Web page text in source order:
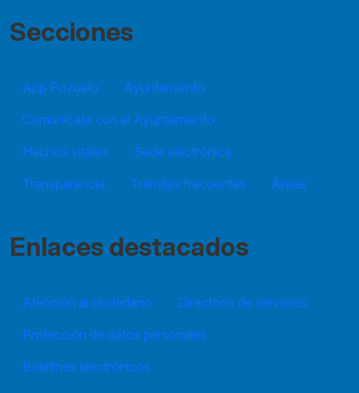
Secciones
App Pozuelo
Ayuntamiento
Comunícate con el Ayuntamiento
Hechos vitales
Sede electrónica
Transparencia
Trámites frecuentes Áreas
Enlaces destacados
Atención al ciudadano
Directorio de servicios
Protección de datos personales
Boletines electrónicos